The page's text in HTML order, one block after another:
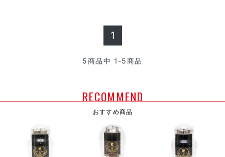
1
5商品中 1-5商品
RECOMMEND
おすすめ商品